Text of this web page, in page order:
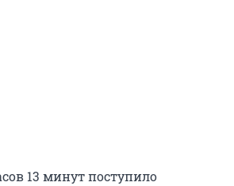
13 минут поступило